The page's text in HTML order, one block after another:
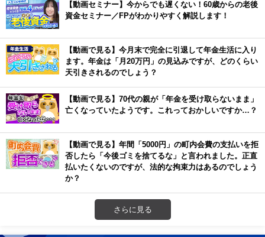
【動画セミナー】今からでも遅くない！60歳からの老後
資金セミナー／FPがわかりやすく解説します！
【動画で見る】今月末で完全に引退して年金生活に入り
ます。年金は「月20万円」の見込みですが、どのくらい
天引きされるのでしょう？
【動画で見る】70代の親が「年金を受け取らないまま」
亡くなっていたようです。これっておかしいですか…？
【動画で見る】年間「5000円」の町内会費の支払いを拒
否したら「今後ゴミを捨てるな」と言われました。正直
払いたくないのですが、法的な拘束力はあるのでしょう
か？
さらに見る